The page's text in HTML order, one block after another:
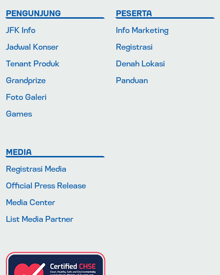
PENGUNJUNG
JFK Info
Jadwal Konser
Tenant Produk
Grandprize
Foto Galeri
Games
PESERTA
Info Marketing
Registrasi
Denah Lokasi
Panduan
MEDIA
Registrasi Media
Official Press Release
Media Center
List Media Partner